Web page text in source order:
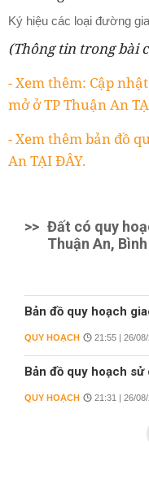
Ký hiệu các loại đường
(Thông tin trong bài
- Xem thêm: Cập
mở ở TP Thuận An
- Xem thêm bản đồ
An TẠI ĐÂY.
>> Đất có quy
Thuận An,
Bản đồ quy hoạch
QUY HOẠCH 21:55 | 26/08/
Bản đồ quy hoạch
QUY HOẠCH 21:31 | 26/08/